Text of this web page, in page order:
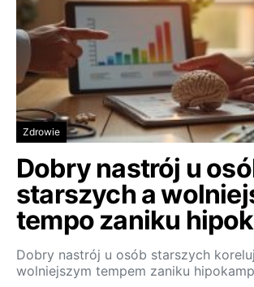
Zdrowie
Dobry nastrój u
starszych a
tempo zaniku
Dobry nastrój u osób starszych
wolniejszym tempem zaniku